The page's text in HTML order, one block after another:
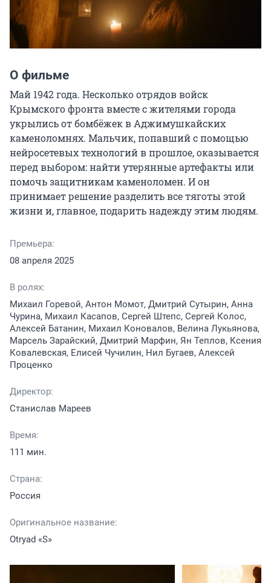
О фильме
Май 1942 года. Несколько отрядов войск
Крымского фронта вместе с жителями города
укрылись от бомбёжек в Аджимушкайских
каменоломнях. Мальчик, попавший с помощью
нейросетевых технологий в прошлое, оказывается
перед выбором: найти утерянные артефакты или
помочь защитникам каменоломен. И он
принимает решение разделить все тяготы этой
жизни и, главное, подарить надежду этим людям.
Премьера:
08 апреля 2025
В ролях:
Михаил Горевой, Антон Момот, Дмитрий Сутырин, Анна
Чурина, Михаил Касапов, Сергей Штепс, Сергей Колос,
Алексей Батанин, Михаил Коновалов, Велина Лукьянова,
Марсель Зарайский, Дмитрий Марфин, Ян Теплов, Ксения
Ковалевская, Елисей Чучилин, Нил Бугаев, Алексей
Проценко
Директор:
Станислав Мареев
Время:
111 мин.
Страна:
Россия
Оригинальное название:
Otryad «S»